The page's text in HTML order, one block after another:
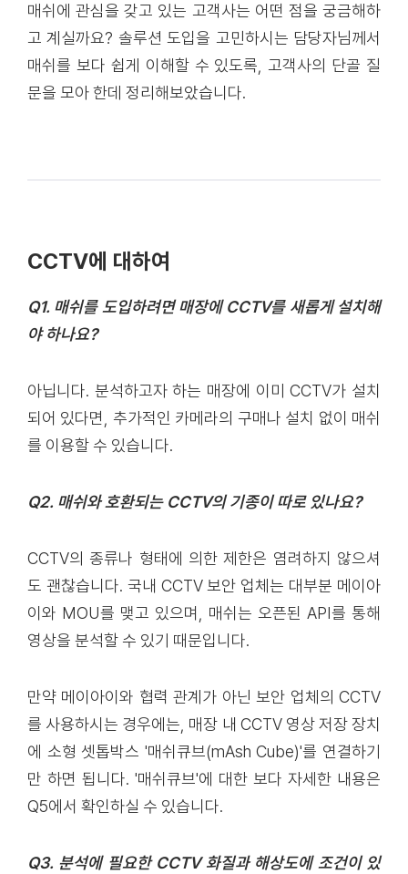
매쉬에 관심을 갖고 있는 고객사는 어떤 점을 궁금해하
고 계실까요? 솔루션 도입을 고민하시는 담당자님께서
매쉬를 보다 쉽게 이해할 수 있도록, 고객사의 단골 질
문을 모아 한데 정리해보았습니다.
CCTV에 대하여
Q1. 매쉬를 도입하려면 매장에 CCTV를 새롭게 설치해
야 하나요?
아닙니다. 분석하고자 하는 매장에 이미 CCTV가 설치
되어 있다면, 추가적인 카메라의 구매나 설치 없이 매쉬
를 이용할 수 있습니다.
Q2. 매쉬와 호환되는 CCTV의 기종이 따로 있나요?
CCTV의 종류나 형태에 의한 제한은 염려하지 않으셔
도 괜찮습니다. 국내 CCTV 보안 업체는 대부분 메이아
이와 MOU를 맺고 있으며, 매쉬는 오픈된 API를 통해
영상을 분석할 수 있기 때문입니다.
만약 메이아이와 협력 관계가 아닌 보안 업체의 CCTV
를 사용하시는 경우에는, 매장 내 CCTV 영상 저장 장치
에 소형 셋톱박스 '매쉬큐브(mAsh Cube)'를 연결하기
만 하면 됩니다. '매쉬큐브'에 대한 보다 자세한 내용은
Q5에서 확인하실 수 있습니다.
Q3. 분석에 필요한 CCTV 화질과 해상도에 조건이 있